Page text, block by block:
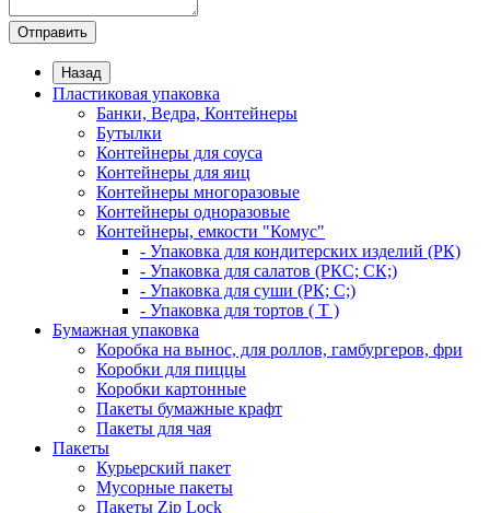
Отправить
Назад
Пластиковая упаковка
Банки, Ведра, Контейнеры
Бутылки
Контейнеры для соуса
Контейнеры для яиц
Контейнеры многоразовые
Контейнеры одноразовые
Контейнеры, емкости "Комус"
- Упаковка для кондитерских изделий (РК)
- Упаковка для салатов (РКС; СК;)
- Упаковка для суши (РК; С;)
- Упаковка для тортов ( Т )
Бумажная упаковка
Коробка на вынос, для роллов, гамбургеров, фри
Коробки для пиццы
Коробки картонные
Пакеты бумажные крафт
Пакеты для чая
Пакеты
Курьерский пакет
Мусорные пакеты
Пакеты Zip Lock